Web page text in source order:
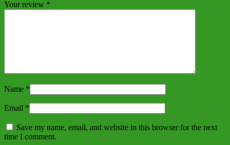
Your review *
Name *
Email *
Save my name, email, and website in this browser for the next
time I comment.